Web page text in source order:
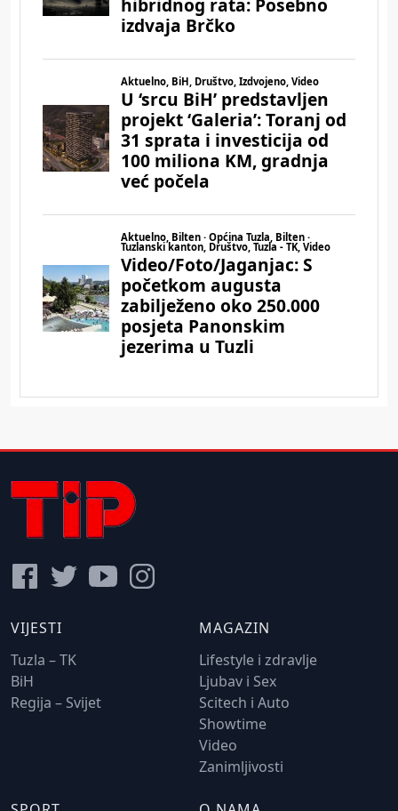
VIJESTI
Tuzla – TK
BiH
Regija – Svijet
MAGAZIN
Lifestyle i zdravlje
Ljubav i Sex
Scitech i Auto
Showtime
Video
Zanimljivosti